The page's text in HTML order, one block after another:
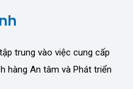
trung vào việc cung cấp
hàng An tâm và Phát triển